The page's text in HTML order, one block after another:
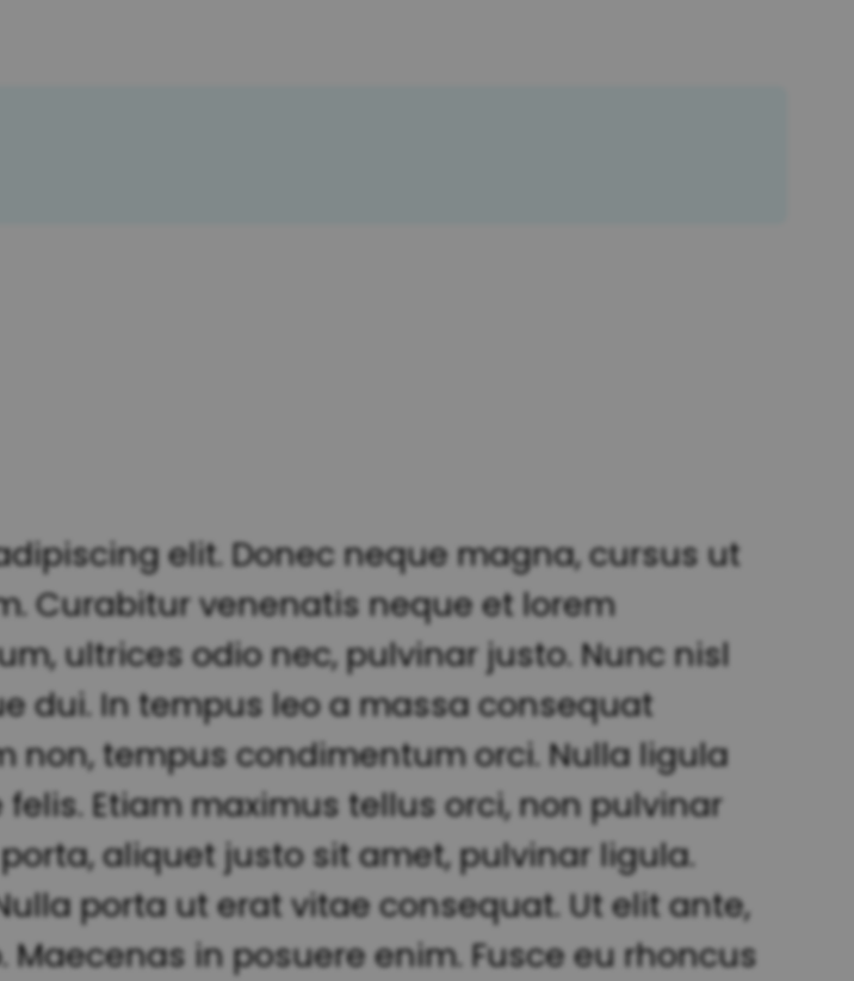
elit. Donec neque magna, cursus ut
Curabitur venenatis neque et lorem
ultrices odio nec, pulvinar justo. Nunc nisl
dui. In tempus leo a massa consequat
non, tempus condimentum orci. Nulla ligula
Etiam maximus tellus orci, non pulvinar
aliquet justo sit amet, pulvinar ligula.
porta ut erat vitae consequat. Ut elit ante,
in posuere enim. Fusce eu rhoncus